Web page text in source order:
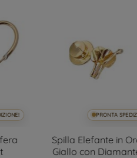
PRONTA SPEDIZIONE!
Spilla Elefante in Oro
Giallo con Diamante